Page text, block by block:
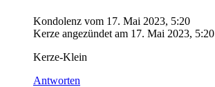
Kondolenz vom 17. Mai 2023, 5:20
Kerze angezündet am 17. Mai 2023, 5:20
Kerze-Klein
Antworten